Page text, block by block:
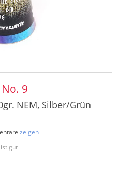
9
NEM, Silber/Grün
gut
zeigen